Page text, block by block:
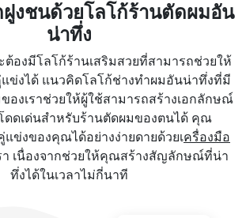
งชนด้วยโลโก้ร้านตัดผมอัน
น่าทึ่ง
ต้องมีโลโก้ร้านเสริมสวยที่สามารถช่วยให้
ข่งได้ แนวคิดโลโก้ช่างทำผมอันน่าทึ่งที่มี
งเราช่วยให้ผู้ใช้สามารถสร้างเอกลักษณ์
ดดเด่นสำหรับร้านตัดผมของตนได้ คุณ
แข่งของคุณได้อย่างง่ายดายด้วยเครื่องมือ
า เนื่องจากช่วยให้คุณสร้างสัญลักษณ์ที่น่า
ทึ่งได้ในเวลาไม่กี่นาที